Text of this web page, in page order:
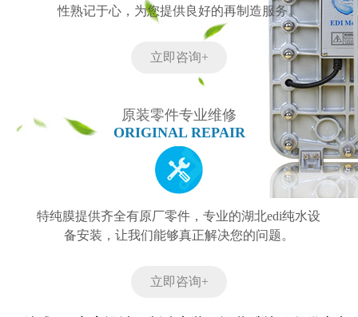
性熟记于心，为您提供良好的再制造服务。
立即咨询+
原装零件专业维修
ORIGINAL REPAIR
特纯膜提供齐全有原厂零件，专业的湖北edi纯水设
备安装，让我们能够真正解决您的问题。
立即咨询+